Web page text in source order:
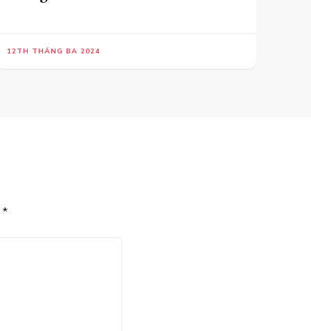
12TH THÁNG BA 2024
*